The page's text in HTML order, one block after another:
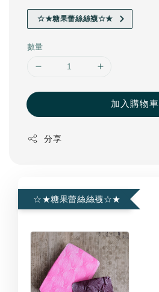
☆★糖果蕾絲絲襪☆★
數量
加入購物車
分享
☆★糖果蕾絲絲襪☆★